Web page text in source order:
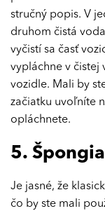
stručný popis. V
druhom čistá
vyčistí sa časť
vypláchne v čistej
vozidle. Mali by
začiatku uvoľníte
opláchnete.
5.
Je jasné, že
čo by ste mali